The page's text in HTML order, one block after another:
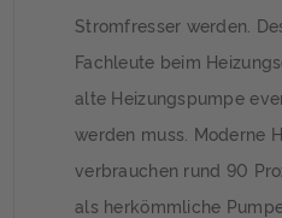
Stromfresser werden.
Fachleute beim
alte Heizungspumpe
werden muss. Moderne
verbrauchen rund 90
als herkömmliche